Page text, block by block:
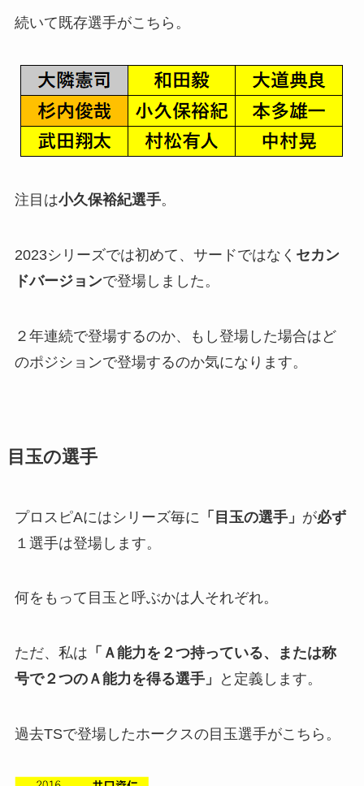
続いて既存選手がこちら。
注目は小久保裕紀選手。
2023シリーズでは初めて、サードではなく セカン
ドバージョンで登場しました。
２年連続で登場するのか、もし登場した場合はど
のポジションで登場するのか気になります。
目玉の選手
プロスピAにはシリーズ毎に 「目玉の選手」 が必ず
１選手は登場します。
何をもって目玉と呼ぶかは人それぞれ。
ただ、私は 「Ａ能力を２つ持っている、または称
号で２つのＡ能力を得る選手」
と定義します。
過去TSで登場したホークスの目玉選手がこちら。